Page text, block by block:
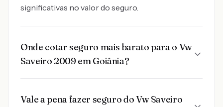
significativas no valor do seguro.
Onde cotar seguro mais barato para o Vw
Saveiro 2009 em Goiânia?
Vale a pena fazer seguro do Vw Saveiro